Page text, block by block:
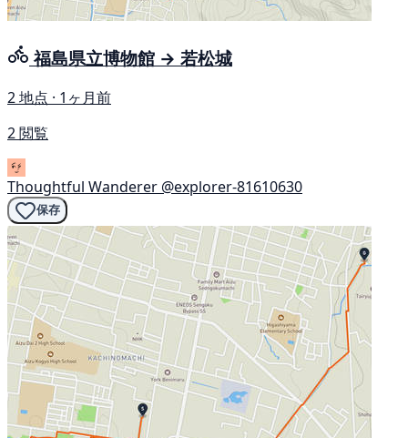
福島県立博物館 → 若松城
2 地点 · 1ヶ月前
2 閲覧
Thoughtful Wanderer @explorer-81610630
保存